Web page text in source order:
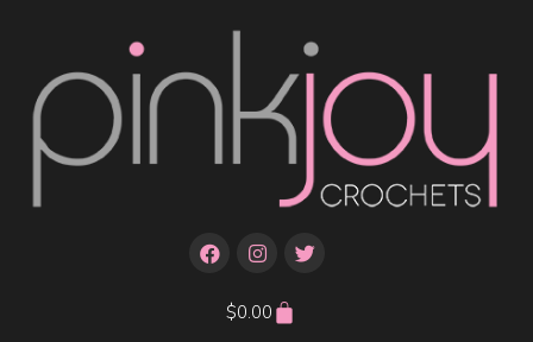
$0.00